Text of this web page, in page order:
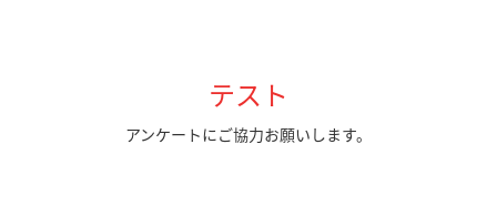
テスト
アンケートにご協力お願いします。